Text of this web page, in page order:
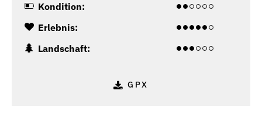
Kondition:
Erlebnis:
Landschaft:
GPX